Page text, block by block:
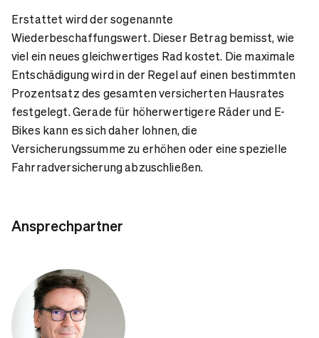
Erstattet wird der sogenannte
Wiederbeschaffungswert. Dieser Betrag bemisst, wie
viel ein neues gleichwertiges Rad kostet. Die maximale
Entschädigung wird in der Regel auf einen bestimmten
Prozentsatz des gesamten versicherten Hausrates
festgelegt. Gerade für höherwertigere Räder und E-
Bikes kann es sich daher lohnen, die
Versicherungssumme zu erhöhen oder eine spezielle
Fahrradversicherung abzuschließen.
Ansprechpartner